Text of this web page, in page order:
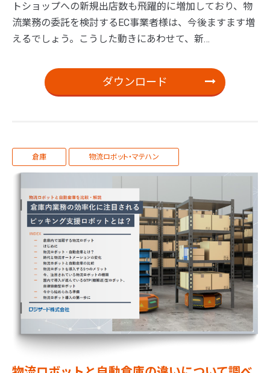
トショップへの新規出店数も飛躍的に増加しており、物
流業務の委託を検討するEC事業者様は、今後ますます増
えるでしょう。こうした動きにあわせて、新…
ダウンロード
倉庫 物流ロボット・マテハン